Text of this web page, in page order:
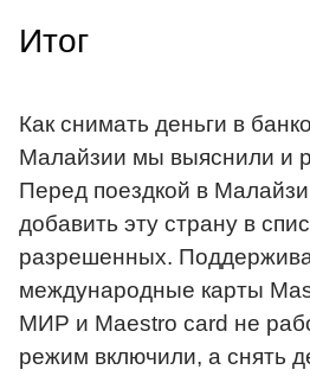
Итог
Как снимать деньги в
Малайзии мы выяснили и
Перед поездкой в
добавить эту страну в
разрешенных.
международные карты
МИР и Maestro card не
режим включили, а снять